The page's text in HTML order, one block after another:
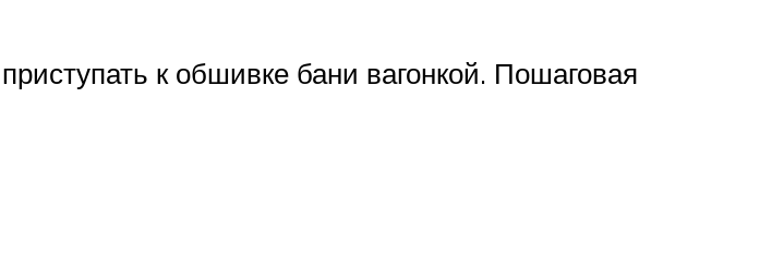
к обшивке бани вагонкой. Пошаговая